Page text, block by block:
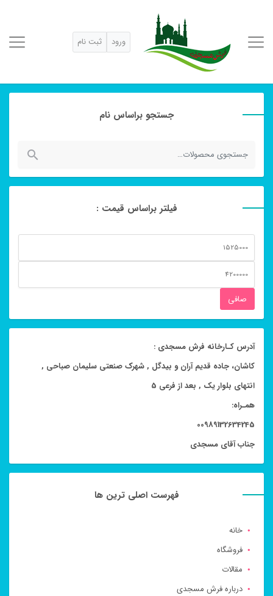
ورود ثبت نام
جستجو براساس نام
جستجو
فیلتر براساس قیمت :
قیمت
قيمت
صافی
آدرس کـارخانه فرش مسجدی :
کاشان، جاده قدیم آران و بیدگل , شهرک صنعتی سلیمان صباحی ,
انتهای بلوار یک , بعد از فرعی 5
همـراه:
00989132634245
جناب آقای مسجدی
فهرست اصلی ترین ها
خانه
فروشگاه
مقالات
درباره فرش مسجدی